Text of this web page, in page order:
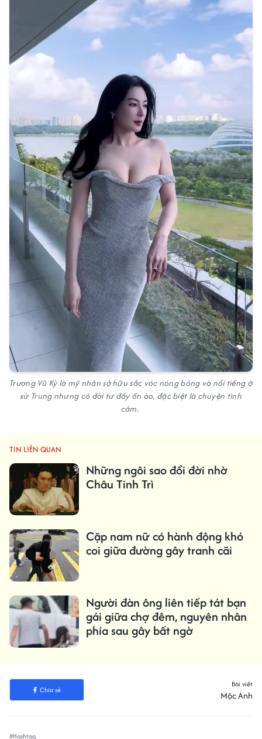
Trương Vũ Kỳ là mỹ nhân sở hữu sắc vóc nóng bỏng và nổi tiếng ở
xứ Trung nhưng có đời tư đầy ồn ào, đặc biệt là chuyện tình
cảm.
TIN LIÊN QUAN
Những ngôi sao đổi đời nhờ
Châu Tinh Trì
Cặp nam nữ có hành động khó
coi giữa đường gây tranh cãi
Người đàn ông liên tiếp tát bạn
gái giữa chợ đêm, nguyên nhân
phía sau gây bất ngờ
Chia sẻ
Bài viết
Mộc Anh
#Hashtag